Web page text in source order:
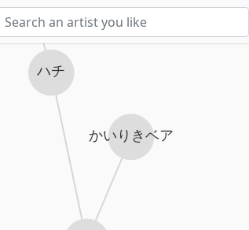
ハチ
かいりきベア